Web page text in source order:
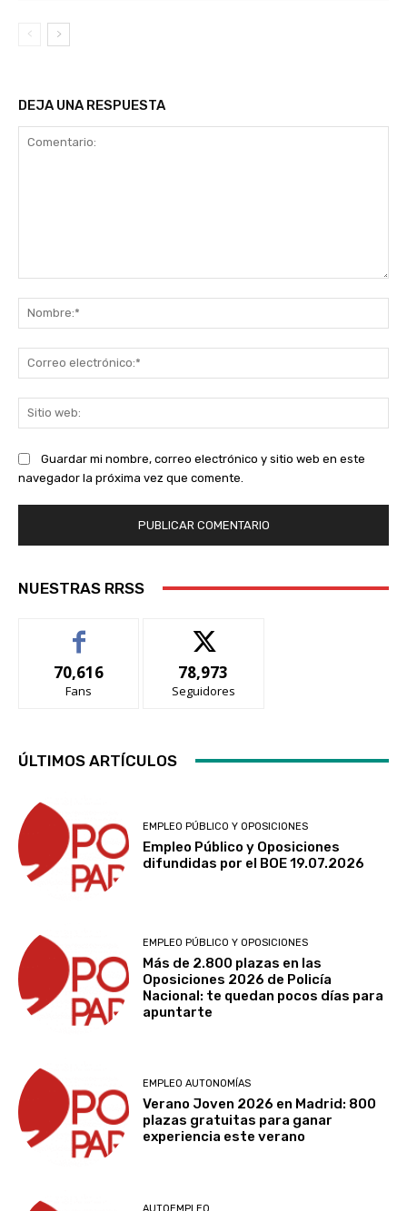
DEJA UNA RESPUESTA
Guardar mi nombre, correo electrónico y sitio web en este
navegador la próxima vez que comente.
NUESTRAS RRSS
70,616
Fans
78,973
Seguidores
ÚLTIMOS ARTÍCULOS
EMPLEO PÚBLICO Y OPOSICIONES
Empleo Público y Oposiciones
difundidas por el BOE 19.07.2026
EMPLEO PÚBLICO Y OPOSICIONES
Más de 2.800 plazas en las
Oposiciones 2026 de Policía
Nacional: te quedan pocos días para
apuntarte
EMPLEO AUTONOMÍAS
Verano Joven 2026 en Madrid: 800
plazas gratuitas para ganar
experiencia este verano
AUTOEMPLEO